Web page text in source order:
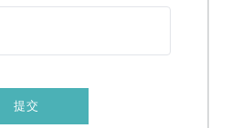
提交